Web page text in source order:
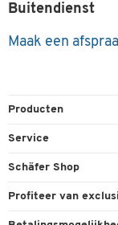
Buitendienst
Maak een
Producten
Service
Bestelling herroepen
Schäfer Shop
Algemene
Profiteer van